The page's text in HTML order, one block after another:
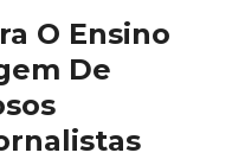
O Ensino
De